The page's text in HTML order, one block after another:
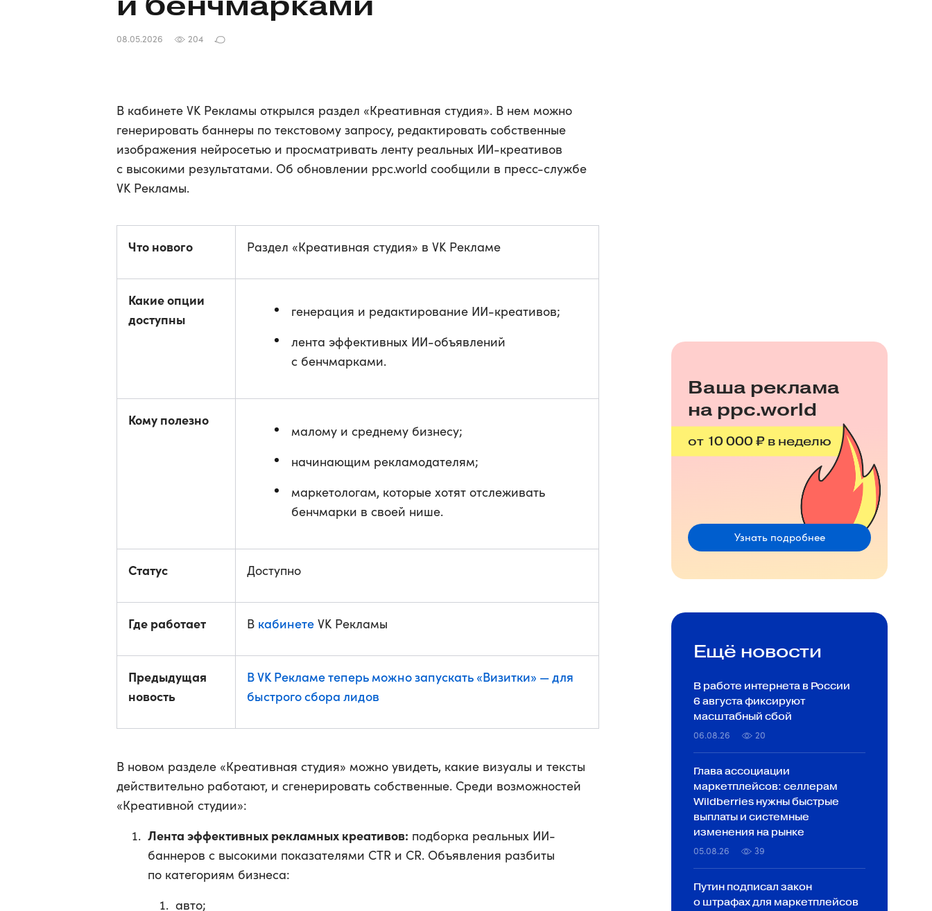
08.05.2026 204
В кабинете VK Рекламы открылся раздел «Креативная студия». В нем можно
генерировать баннеры по текстовому запросу, редактировать собственные
изображения нейросетью и просматривать ленту реальных ИИ-креативов
с высокими результатами. Об обновлении ppc.world сообщили в пресс-службе
VK Рекламы.
Что нового Раздел «Креативная студия» в VK Рекламе
Какие опции
доступны
генерация и редактирование ИИ-креативов;
лента эффективных ИИ-объявлений
с бенчмарками.
Кому полезно
малому и среднему бизнесу;
начинающим рекламодателям;
маркетологам, которые хотят отслеживать
бенчмарки в своей нише.
Статус Доступно
Где работает В кабинете VK Рекламы
Предыдущая
новость
В VK Рекламе теперь можно запускать «Визитки» — для
быстрого сбора лидов
В новом разделе «Креативная студия» можно увидеть, какие визуалы и тексты
действительно работают, и сгенерировать собственные. Среди возможностей
«Креативной студии»:
Лента эффективных рекламных креативов: подборка реальных ИИ-
баннеров с высокими показателями CTR и CR. Объявления разбиты
по категориям бизнеса:
авто;
Ваша реклама
на ppc.world
от 10 000 ₽ в неделю
Узнать подробнее
Ещё новости
В работе интернета в России
6 августа фиксируют
масштабный сбой
06.08.26 20
Глава ассоциации
маркетплейсов: селлерам
Wildberries нужны быстрые
выплаты и системные
изменения на рынке
05.08.26 39
Путин подписал закон
о штрафах для маркетплейсов